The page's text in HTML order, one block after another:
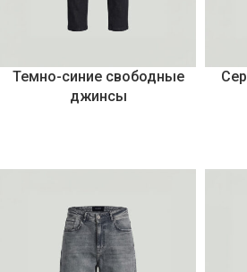
Темно-синие свободные
джинсы